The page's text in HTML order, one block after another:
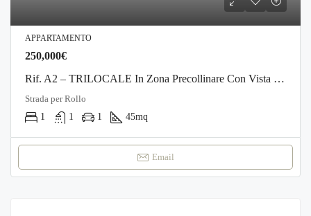
APPARTAMENTO
250,000€
Rif. A2 – TRILOCALE In Zona Precollinare Con Vista Mare
Strada per Rollo
1
1 1 45mq
Email